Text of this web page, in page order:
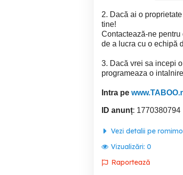
2. Dacă ai o
tine!
Contactează-ne pentru
de a lucra cu o echipă
3. Dacă vrei sa incepi o
programeaza o
Intra pe
ID anunț: 1770380794
Vezi detalii pe
Vizualizări: 0
Raportează